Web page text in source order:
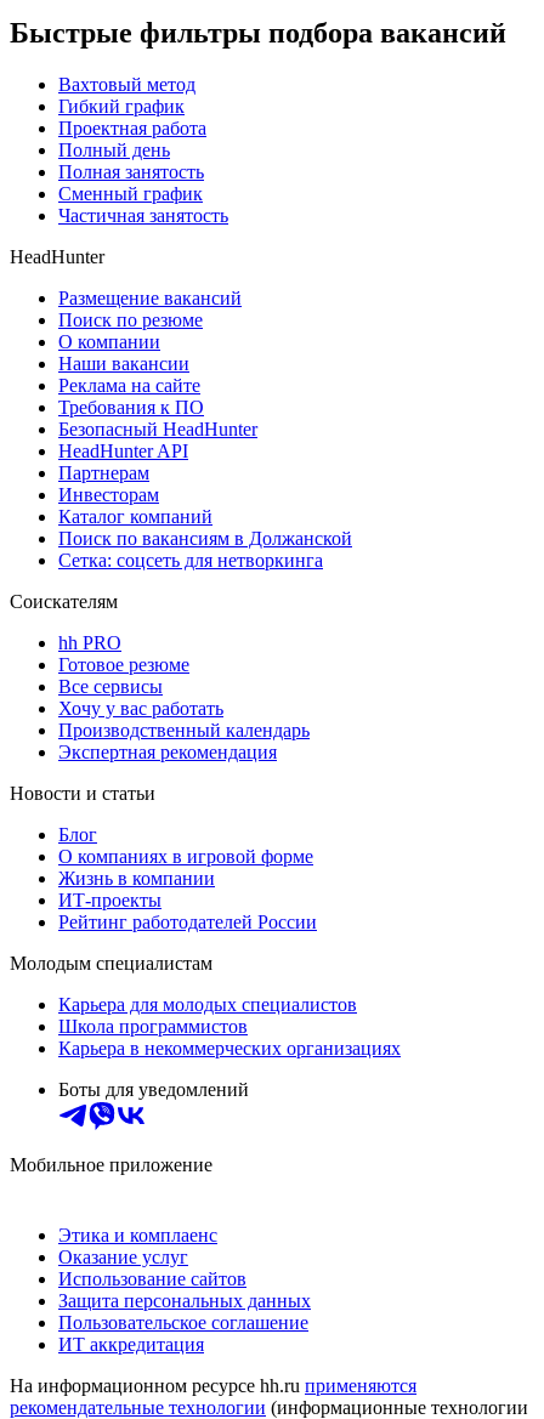
Быстрые фильтры подбора вакансий
Вахтовый метод
Гибкий график
Проектная работа
Полный день
Полная занятость
Сменный график
Частичная занятость
HeadHunter
Размещение вакансий
Поиск по резюме
О компании
Наши вакансии
Реклама на сайте
Требования к ПО
Безопасный HeadHunter
HeadHunter API
Партнерам
Инвесторам
Каталог компаний
Поиск по вакансиям в Должанской
Сетка: соцсеть для нетворкинга
Соискателям
hh PRO
Готовое резюме
Все сервисы
Хочу у вас работать
Производственный календарь
Экспертная рекомендация
Новости и статьи
Блог
О компаниях в игровой форме
Жизнь в компании
ИТ-проекты
Рейтинг работодателей России
Молодым специалистам
Карьера для молодых специалистов
Школа программистов
Карьера в некоммерческих организациях
Боты для уведомлений
Мобильное приложение
Этика и комплаенс
Оказание услуг
Использование сайтов
Защита персональных данных
Пользовательское соглашение
ИТ аккредитация
На информационном ресурсе hh.ru применяются
рекомендательные технологии (информационные технологии